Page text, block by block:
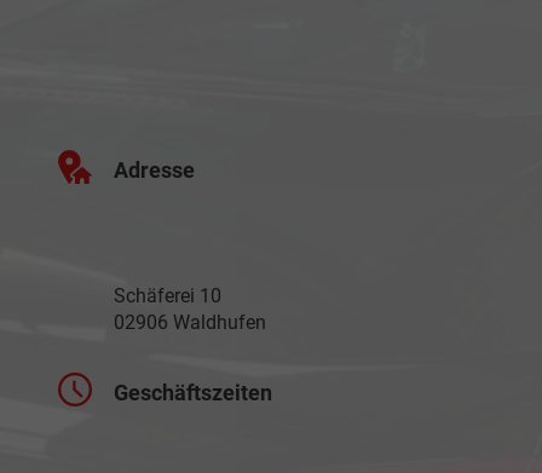
Adresse
Schäferei 10
02906 Waldhufen
Geschäftszeiten